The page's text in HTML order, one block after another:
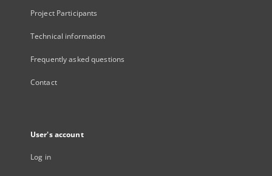
Project Participants
Technical information
Frequently asked questions
Contact
User's account
Log in